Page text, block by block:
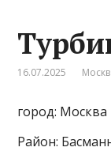
16.07.2025
город: Москва
Район: